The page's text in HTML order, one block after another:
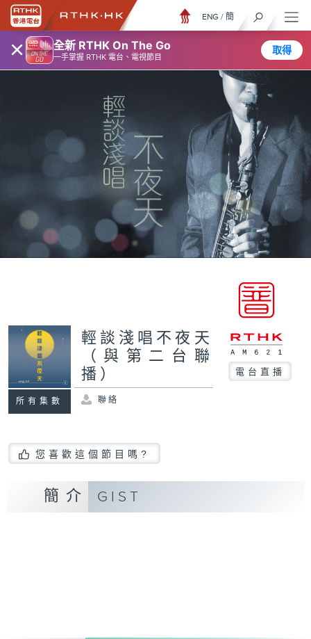
× 全新 RTHK On The Go
一手掌握 RTHK 電台、電視節目
取得
ENG / 簡
所有集數
輕談淺唱不夜天
（與第二台聯
播）
電台直播
聯絡
您喜歡這個節目嗎?
簡介 GIST